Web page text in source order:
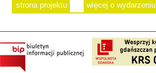
strona projektu więcej o wydarzeniu